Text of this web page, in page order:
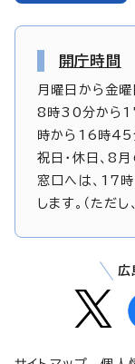
開庁時間
月曜日から金曜
8時30分から
時から16時45
祝日・休日、8
窓口へは、17
します。（ただ
広